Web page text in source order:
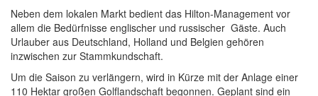
Neben dem lokalen Markt bedient das Hilton-Management vor
allem die Bedürfnisse englischer und russischer Gäste. Auch
Urlauber aus Deutschland, Holland und Belgien gehören
inzwischen zur Stammkundschaft.
Um die Saison zu verlängern, wird in Kürze mit der Anlage einer
110 Hektar großen Golflandschaft begonnen. Geplant sind ein